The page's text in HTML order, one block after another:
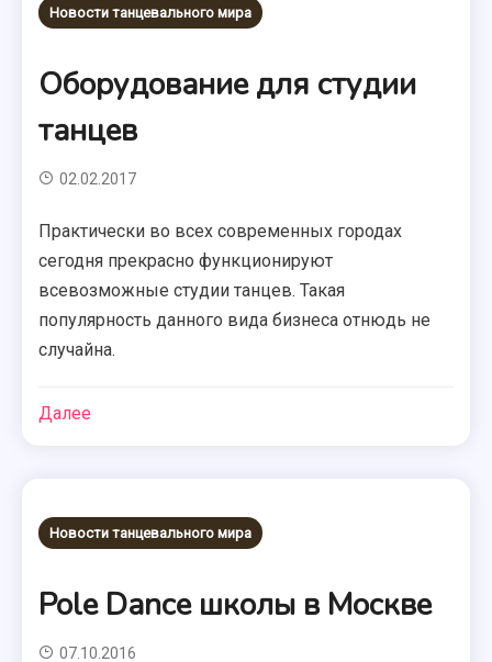
Новости танцевального мира
Оборудование для студии
танцев
02.02.2017
Практически во всех современных городах
сегодня прекрасно функционируют
всевозможные студии танцев. Такая
популярность данного вида бизнеса отнюдь не
случайна.
Далее
Новости танцевального мира
Pole Dance школы в Москве
07.10.2016